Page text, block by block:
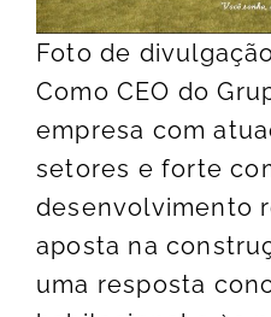
Foto de
Como CEO do
empresa com
setores e forte
desenvolvimento
aposta na
uma resposta